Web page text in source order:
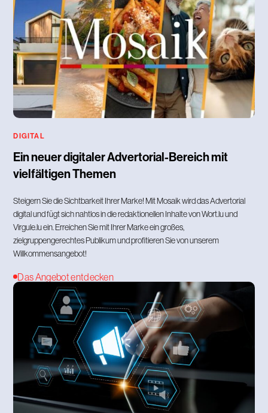
DIGITAL
Ein neuer digitaler Advertorial-Bereich mit
vielfältigen Themen
Steigern Sie die Sichtbarkeit Ihrer Marke! Mit Mosaik wird das Advertorial
digital und fügt sich nahtlos in die redaktionellen Inhalte von Wort.lu und
Virgule.lu ein. Erreichen Sie mit Ihrer Marke ein großes,
zielgruppengerechtes Publikum und profitieren Sie von unserem
Willkommensangebot!
Das Angebot entdecken